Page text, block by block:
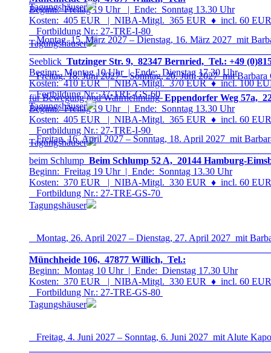
Beginn: Freitag 19 Uhr | Ende: Sonntag 13.30 Uhr
Kosten: 405 EUR | NIBA-Mitgl. 365 EUR ♦ incl. 60
Fortbildung Nr.: 27-TRE-I-80
Tagungshäuser
Freitag, 18. Juni 2027 – Sonntag, 20. Juni 2027 mit Barbara
für Bewegung und Wahrnehmung Eppendorfer Weg 57a,
Beginn: Freitag 19 Uhr | Ende: Sonntag 13.30 Uhr
Kosten: 405 EUR | NIBA-Mitgl. 365 EUR ♦ incl. 60
Fortbildung Nr.: 27-TRE-I-90
Tagungshäuser
Tagungshäuser
Montag, 15. März 2027 – Dienstag, 16. März 2027 mit
Seeblick Tutzinger Str. 9, 82347 Bernried, Tel.: +49
Beginn: Montag 10 Uhr | Ende: Dienstag 17.30 Uhr
Kosten: 410 EUR | NIBA-Mitgl. 370 EUR♦incl. 100
Fortbildung Nr.: 27-TRE-GS-60
Tagungshäuser
Freitag, 16. April 2027 – Sonntag, 18. April 2027 mit
beim Schlump Beim Schlump 52 A, 20144 Hamburg-
Beginn: Freitag 19 Uhr | Ende: Sonntag 13.30 Uhr
Kosten: 370 EUR | NIBA-Mitgl. 330 EUR ♦ incl. 60
Fortbildung Nr.: 27-TRE-GS-70
Tagungshäuser
Montag, 26. April 2027 – Dienstag, 27. April 2027 mit
Münchheide 106, 47877 Willich, Tel.:
Beginn: Montag 10 Uhr | Ende: Dienstag 17.30 Uhr
Kosten: 370 EUR | NIBA-Mitgl. 330 EUR ♦ incl. 60
Fortbildung Nr.: 27-TRE-GS-80
Tagungshäuser
Freitag, 4. Juni 2027 – Sonntag, 6. Juni 2027 mit Alute